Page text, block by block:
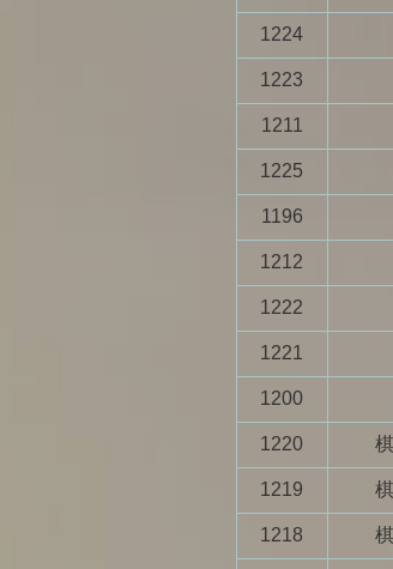
1224
1223
1211
1225
1196
1212
1222
1221
1200
1220
1219
1218